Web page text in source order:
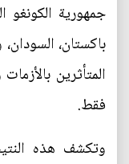
جمهورية الكونغو
المتأثرين
فقط.
وتكشف هذه